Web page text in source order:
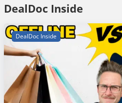
DealDoc Inside
DealDoc Inside